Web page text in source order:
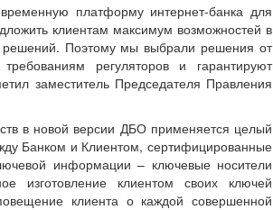
платформу интернет-банка для
клиентам максимум возможностей в
Поэтому мы выбрали решения от
регуляторов и гарантируют
заместитель Председателя Правления
в новой версии ДБО применяется целый
Банком и Клиентом, сертифицированные
информации – ключевые носители
изготовление клиентом своих ключей
клиента о каждой совершенной